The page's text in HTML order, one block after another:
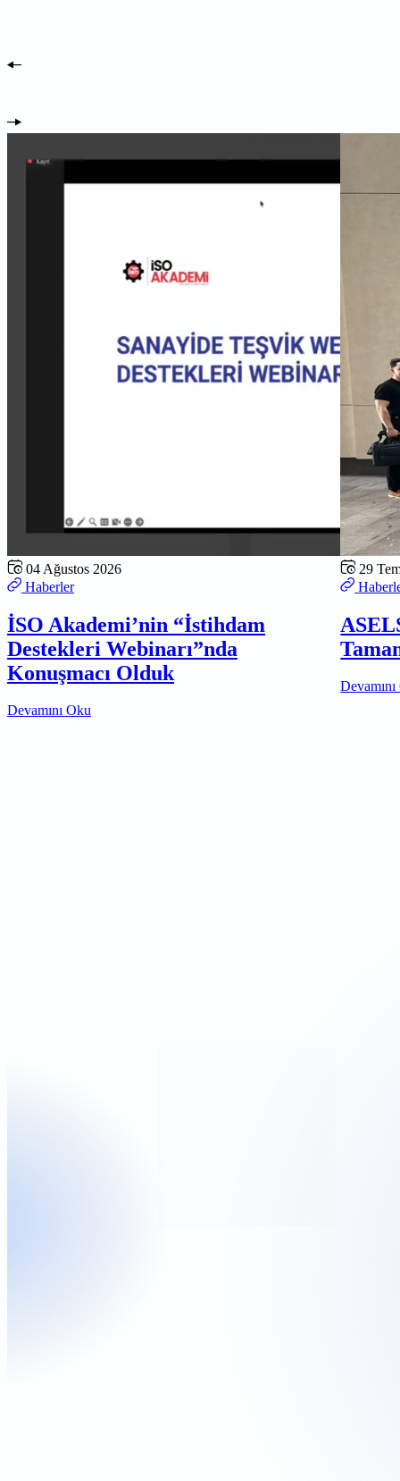
04 Ağustos 2026
Haberler
İSO Akademi’nin “İstihdam
Destekleri Webinarı”nda
Konuşmacı Olduk
Devamını Oku
29